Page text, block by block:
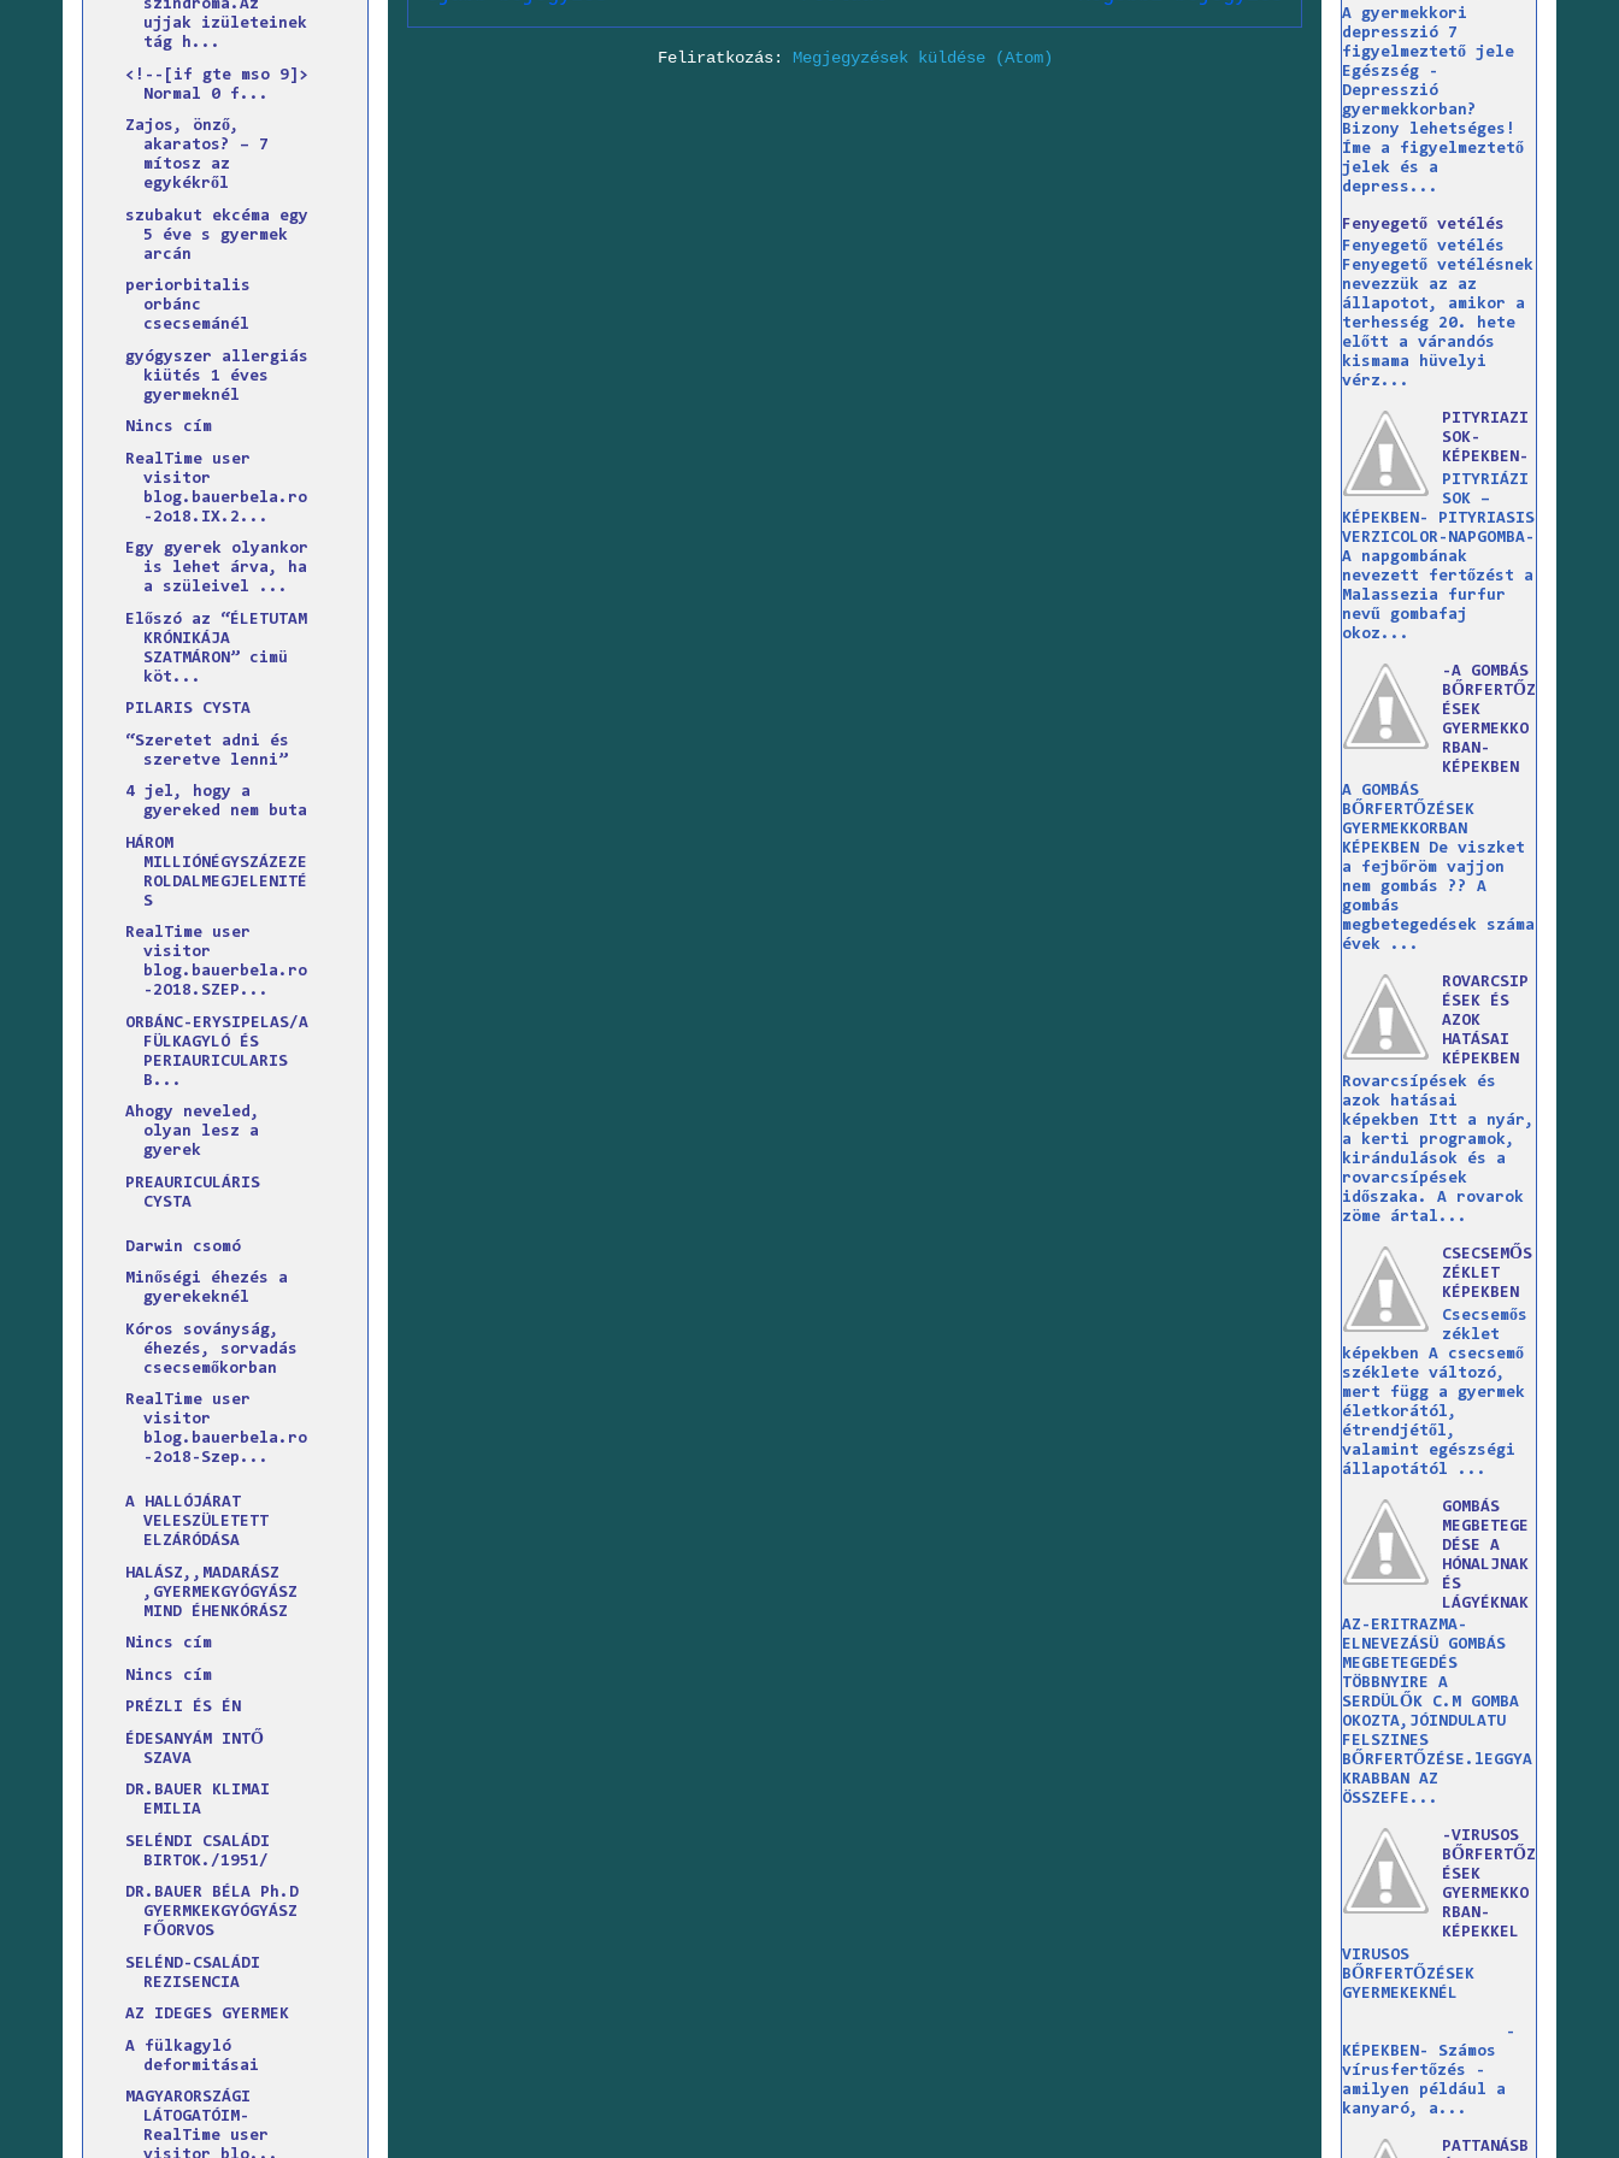
Feliratkozás: Megjegyzések küldése (Atom)
szindróma.Az
ujjak izületeinek
tág h...
<!--[if gte mso 9]>
Normal 0 f...
Zajos, önző,
akaratos? – 7
mítosz az
egykékről
szubakut ekcéma egy
5 éve s gyermek
arcán
periorbitalis
orbánc
csecsemánél
gyógyszer allergiás
kiütés 1 éves
gyermeknél
Nincs cím
RealTime user
visitor
blog.bauerbela.ro
-2o18.IX.2...
Egy gyerek olyankor
is lehet árva, ha
a szüleivel ...
Előszó az “ÉLETUTAM
KRÓNIKÁJA
SZATMÁRON” cimü
köt...
PILARIS CYSTA
“Szeretet adni és
szeretve lenni”
4 jel, hogy a
gyereked nem buta
HÁROM
MILLIÓNÉGYSZÁZEZE
ROLDALMEGJELENITÉ
S
RealTime user
visitor
blog.bauerbela.ro
-2O18.SZEP...
ORBÁNC-ERYSIPELAS/A
FÜLKAGYLÓ ÉS
PERIAURICULARIS
B...
Ahogy neveled,
olyan lesz a
gyerek
PREAURICULÁRIS
CYSTA
Darwin csomó
Minőségi éhezés a
gyerekeknél
Kóros soványság,
éhezés, sorvadás
csecsemőkorban
RealTime user
visitor
blog.bauerbela.ro
-2o18-Szep...
A HALLÓJÁRAT
VELESZÜLETETT
ELZÁRÓDÁSA
HALÁSZ,,MADARÁSZ
,GYERMEKGYÓGYÁSZ
MIND ÉHENKÓRÁSZ
Nincs cím
Nincs cím
PRÉZLI ÉS ÉN
ÉDESANYÁM INTŐ
SZAVA
DR.BAUER KLIMAI
EMILIA
SELÉNDI CSALÁDI
BIRTOK./1951/
DR.BAUER BÉLA Ph.D
GYERMKEKGYÓGYÁSZ
FŐORVOS
SELÉND-CSALÁDI
REZISENCIA
AZ IDEGES GYERMEK
A fülkagyló
deformitásai
MAGYARORSZÁGI
LÁTOGATÓIM-
RealTime user
A gyermekkori
depresszió 7
figyelmeztető jele
Egészség -
Depresszió
gyermekkorban?
Bizony lehetséges!
Íme a figyelmeztető
jelek és a
depress...
Fenyegető vetélés
Fenyegető vetélés
Fenyegető vetélésnek
nevezzük az az
állapotot, amikor a
terhesség 20. hete
előtt a várandós
kismama hüvelyi
vérz...
PITYRIAZI
SOK-
KÉPEKBEN-
PITYRIÁZI
SOK –
KÉPEKBEN- PITYRIASIS
VERZICOLOR-NAPGOMBA-
A napgombának
nevezett fertőzést a
Malassezia furfur
nevű gombafaj
okoz...
-A GOMBÁS
BŐRFERTŐZ
ÉSEK
GYERMEKKO
RBAN-
KÉPEKBEN
A GOMBÁS
BŐRFERTŐZÉSEK
GYERMEKKORBAN
KÉPEKBEN De viszket
a fejbőröm vajjon
nem gombás ?? A
gombás
megbetegedések száma
évek ...
ROVARCSIP
ÉSEK ÉS
AZOK
HATÁSAI
KÉPEKBEN
Rovarcsípések és
azok hatásai
képekben Itt a nyár,
a kerti programok,
kirándulások és a
rovarcsípések
időszaka. A rovarok
zöme ártal...
CSECSEMŐS
ZÉKLET
KÉPEKBEN
Csecsemős
zéklet
képekben A csecsemő
széklete változó,
mert függ a gyermek
életkorától,
étrendjétől,
valamint egészségi
állapotától ...
GOMBÁS
MEGBETEGE
DÉSE A
HÓNALJNAK
ÉS
LÁGYÉKNAK
AZ-ERITRAZMA-
ELNEVEZÁSÜ GOMBÁS
MEGBETEGEDÉS
TÖBBNYIRE A
SERDÜLŐK C.M GOMBA
OKOZTA,JÓINDULATU
FELSZINES
BŐRFERTŐZÉSE.lEGGYA
KRABBAN AZ
ÖSSZEFE...
-VIRUSOS
BŐRFERTŐZ
ÉSEK
GYERMEKKO
RBAN-
KÉPEKKEL
VIRUSOS
BŐRFERTŐZÉSEK
GYERMEKEKNÉL
-
KÉPEKBEN- Számos
vírusfertőzés -
amilyen például a
kanyaró, a...
PATTANÁSB